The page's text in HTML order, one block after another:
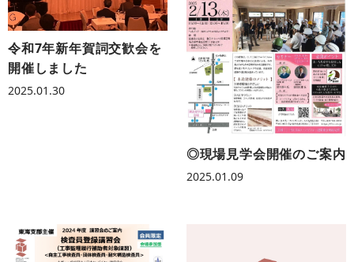
令和7年新年賀詞交歓会を
開催しました
2025.01.30
◎現場見学会開催のご案内
2025.01.09